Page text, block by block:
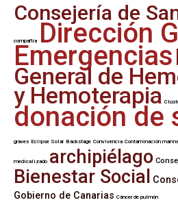
Consejería de
compañía Dirección
Emergencias
General de
y Hemoterapia
donación de
graves Eclipse Solar Backstage Convivencia Contaminación marina
medicalizado archipiélago
Bienestar Social
Gobierno de Canarias Cáncer de pulmón